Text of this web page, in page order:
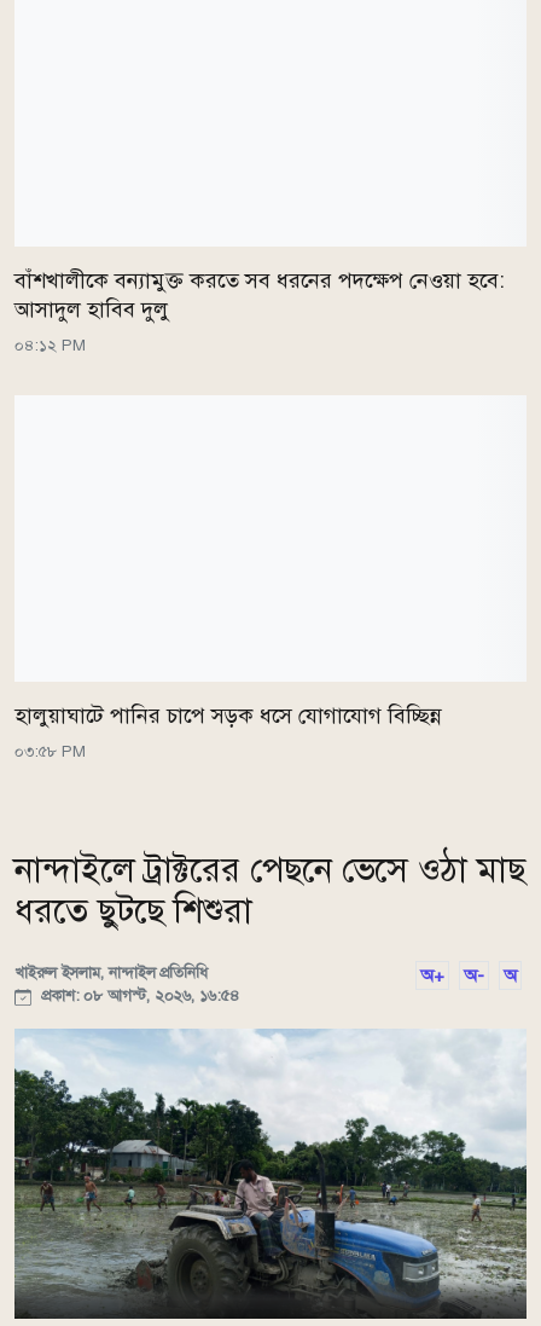
বাঁশখালীকে বন্যামুক্ত করতে সব ধরনের পদক্ষেপ নেওয়া হবে:
আসাদুল হাবিব দুলু
০৪:১২ PM
হালুয়াঘাটে পানির চাপে সড়ক ধসে যোগাযোগ বিচ্ছিন্ন
০৩:৫৮ PM
নান্দাইলে ট্রাক্টরের পেছনে ভেসে ওঠা মাছ
ধরতে ছুটছে শিশুরা
খাইরুল ইসলাম, নান্দাইল প্রতিনিধি
প্রকাশ: ০৮ আগস্ট, ২০২৬, ১৬:৫৪
অ+ অ- অ